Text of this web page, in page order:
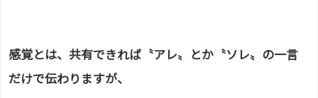
感覚とは、共有できれば〝アレ〟とか〝ソレ〟の一言
だけで伝わりますが、